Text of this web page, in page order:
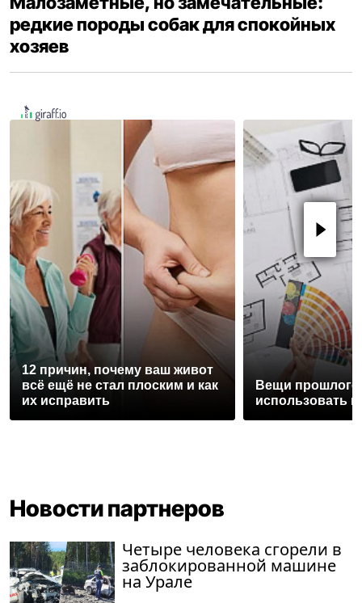
редкие породы собак для спокойных
хозяев
12 причин, почему ваш живот
всё ещё не стал плоским и как
их исправить
Вещи прошлого
использовать
Новости партнеров
Четыре человека сгорели в
заблокированной машине
на Урале